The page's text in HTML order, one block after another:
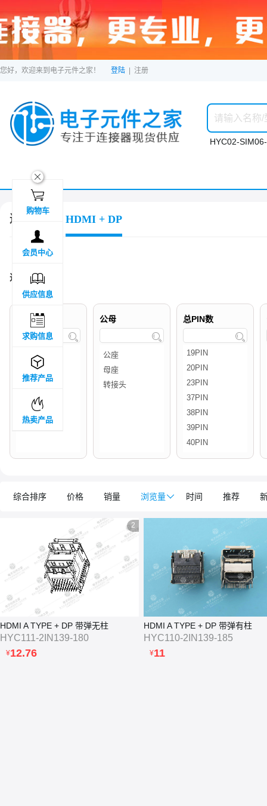
您好，欢迎来到电子元件之家！ 登陆 注册
HYC02-
连接器 HDMI + DP
过滤结果 :
品牌属地

公母

总PIN数

综合排序 价格 销量 浏览量 时间 推荐
2
HDMI A TYPE + DP 带弹无柱
HYC111-2IN139-180
¥12.76
HDMI A TYPE + DP 带弹有柱
HYC110-2IN139-185
¥11
ဆ

购物车

会员中心

供应信息

求购信息

推荐产品

热卖产品